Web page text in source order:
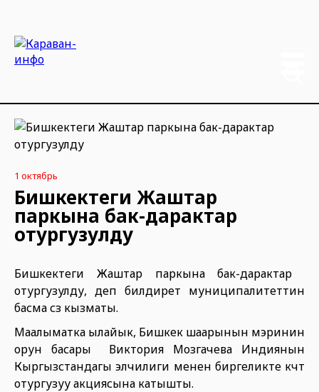
1 октябрь
Бишкектеги Жаштар
паркына бак-дарактар ​​
отургузулду
Бишкектеги Жаштар паркына бак-дарактар ​​
отургузулду, деп билдирет муниципалитеттин
басма сөз кызматы.
Маалыматка ылайык, Бишкек шаарынын мэринин
орун басары Виктория Мозгачева Индиянын
Кыргызстандагы элчилиги менен биргеликте көчөт
отургузуу акциясына катышты.